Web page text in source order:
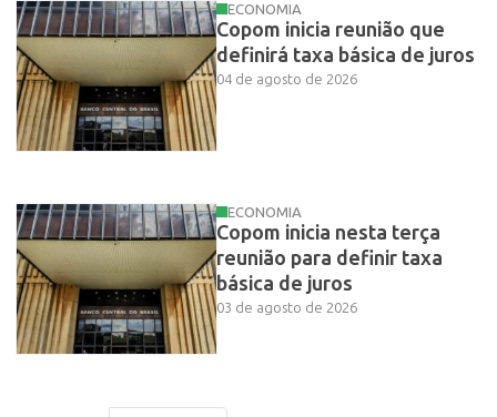
ECONOMIA
Copom inicia reunião que
definirá taxa básica de juros
04 de agosto de 2026
ECONOMIA
Copom inicia nesta terça
reunião para definir taxa
básica de juros
03 de agosto de 2026